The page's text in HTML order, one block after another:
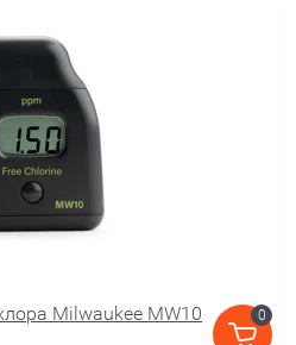
Milwaukee MW10 0